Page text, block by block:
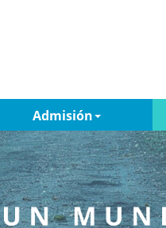
Admisión